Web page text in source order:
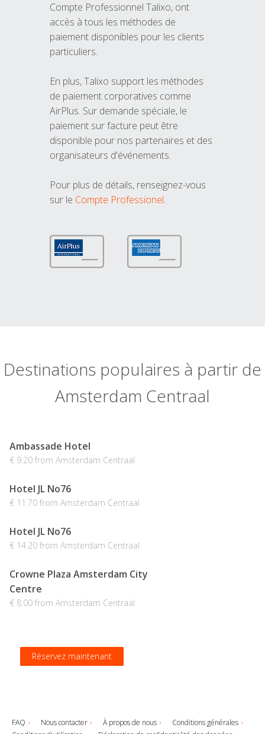
Compte Professionnel Talixo, ont
accès à tous les méthodes de
paiement disponibles pour les clients
particuliers.
En plus, Talixo support les méthodes
de paiement corporatives comme
AirPlus. Sur demande spéciale, le
paiement sur facture peut être
disponible pour nos partenaires et des
organisateurs d'événements.
Pour plus de détails, renseignez-vous
sur le Compte Professionel.
Destinations populaires à partir de
Amsterdam Centraal
Ambassade Hotel
€ 9.20 from Amsterdam Centraal
Réservez maintenant
Hotel JL No76
€ 11.70 from Amsterdam Centraal
Réservez maintenant
Hotel JL No76
€ 14.20 from Amsterdam Centraal
Réservez maintenant
Crowne Plaza Amsterdam City
Centre
€ 8.00 from Amsterdam Centraal
Réservez maintenant
FAQ Nous contacter À propos de nous
Conditions générales